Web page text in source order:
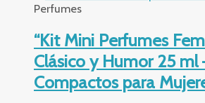
Perfumes
“Kit Mini Perfumes
Clásico y Humor 25 ml
Compactos para